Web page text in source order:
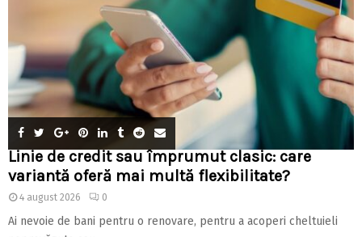
Linie de credit sau împrumut clasic: care
variantă oferă mai multă flexibilitate?
4 august 2026 0
Ai nevoie de bani pentru o renovare, pentru a acoperi cheltuieli